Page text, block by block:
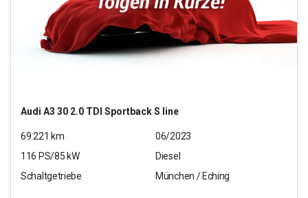
Audi A3 30 2.0 TDI Sportback S line
69.221 km
06/2023
116 PS/85 kW
Diesel
Schaltgetriebe
München / Eching